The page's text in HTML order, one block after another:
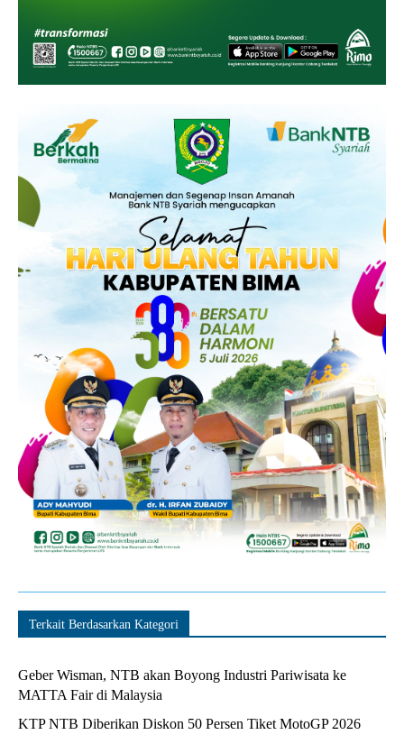
Terkait Berdasarkan Kategori
Geber Wisman, NTB akan Boyong Industri Pariwisata ke
MATTA Fair di Malaysia
KTP NTB Diberikan Diskon 50 Persen Tiket MotoGP 2026